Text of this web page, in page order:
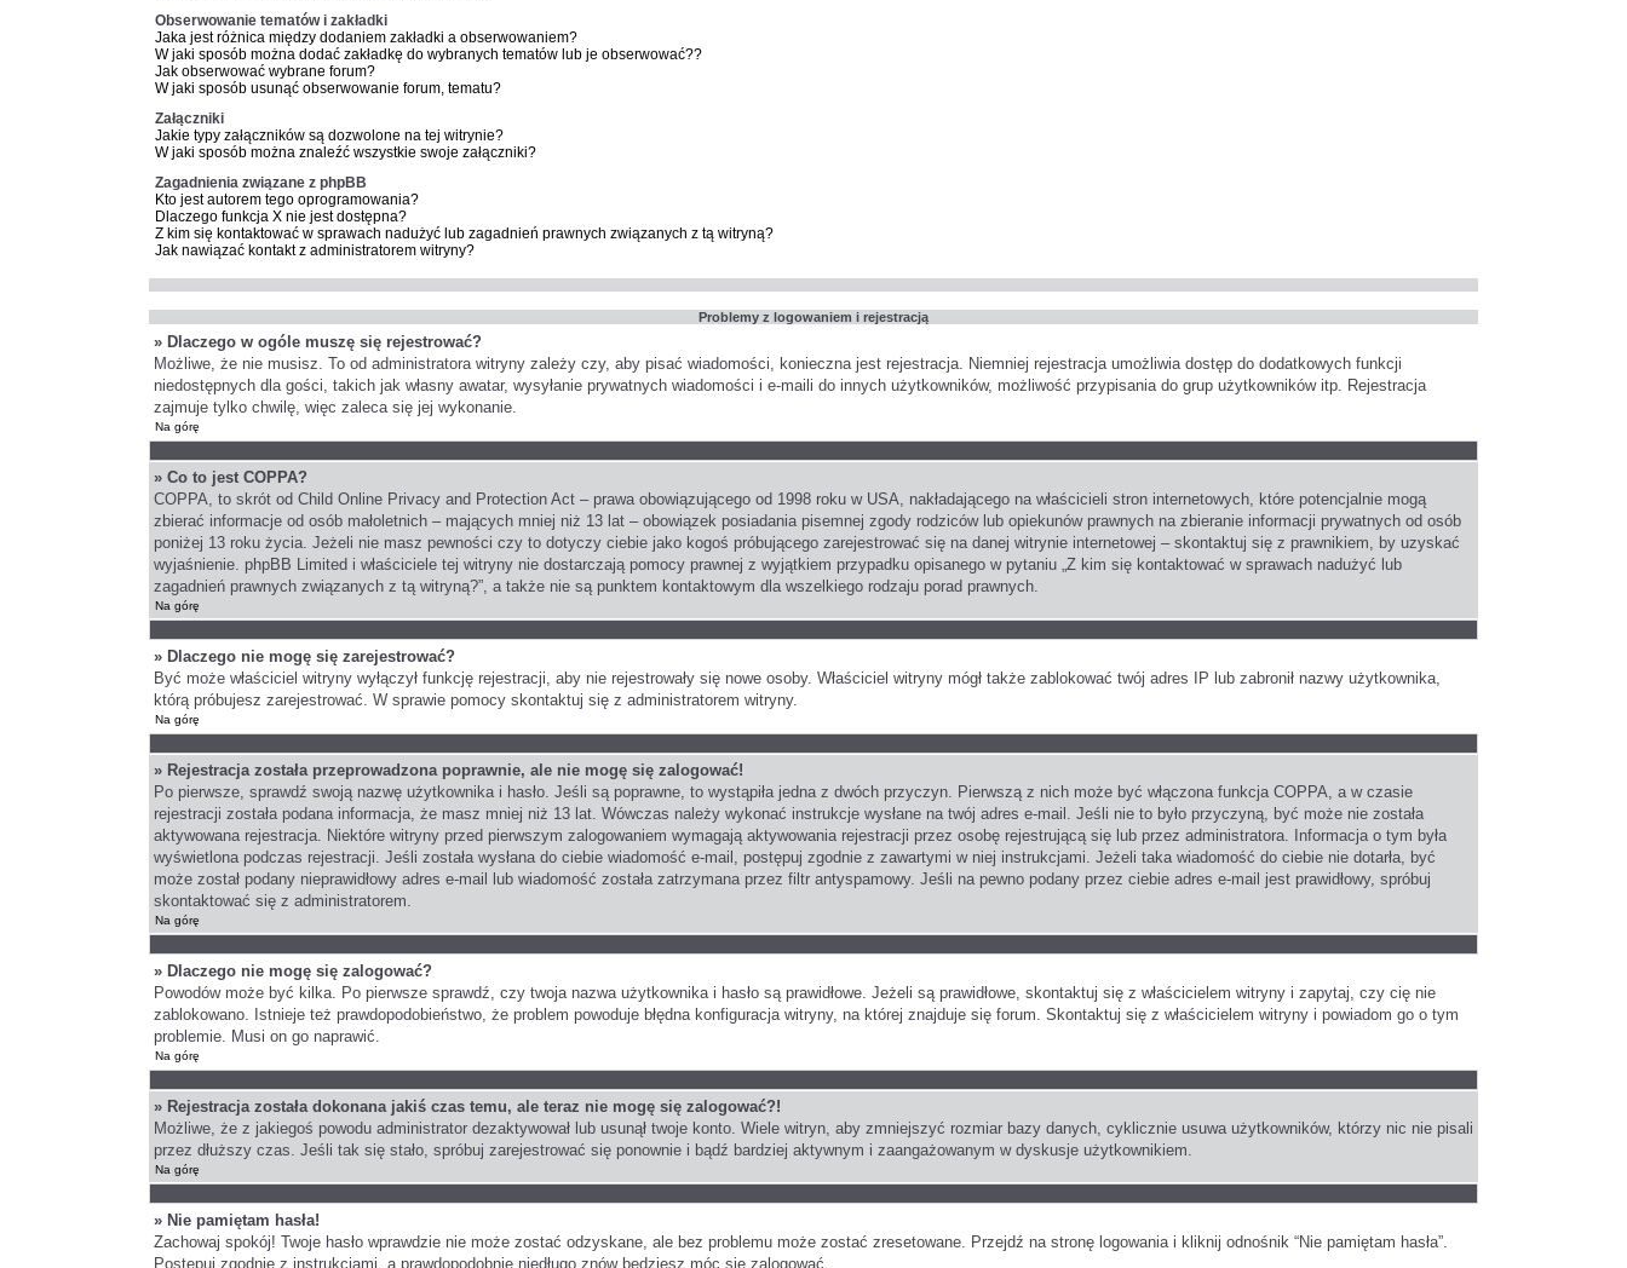
Obserwowanie tematów i zakładki
Jaka jest różnica między dodaniem zakładki a obserwowaniem?
W jaki sposób można dodać zakładkę do wybranych tematów lub je obserwować??
Jak obserwować wybrane forum?
W jaki sposób usunąć obserwowanie forum, tematu?
Załączniki
Jakie typy załączników są dozwolone na tej witrynie?
W jaki sposób można znaleźć wszystkie swoje załączniki?
Zagadnienia związane z phpBB
Kto jest autorem tego oprogramowania?
Dlaczego funkcja X nie jest dostępna?
Z kim się kontaktować w sprawach nadużyć lub zagadnień prawnych związanych z tą witryną?
Jak nawiązać kontakt z administratorem witryny?
Problemy z logowaniem i rejestracją
» Dlaczego w ogóle muszę się rejestrować?
Możliwe, że nie musisz. To od administratora witryny zależy czy, aby pisać wiadomości, konieczna jest rejestracja. Niemniej rejestracja umożliwia dostęp do dodatkowych funkcji
niedostępnych dla gości, takich jak własny awatar, wysyłanie prywatnych wiadomości i e-maili do innych użytkowników, możliwość przypisania do grup użytkowników itp. Rejestracja
zajmuje tylko chwilę, więc zaleca się jej wykonanie.
Na górę
» Co to jest COPPA?
COPPA, to skrót od Child Online Privacy and Protection Act – prawa obowiązującego od 1998 roku w USA, nakładającego na właścicieli stron internetowych, które potencjalnie mogą
zbierać informacje od osób małoletnich – mających mniej niż 13 lat – obowiązek posiadania pisemnej zgody rodziców lub opiekunów prawnych na zbieranie informacji prywatnych od osób
poniżej 13 roku życia. Jeżeli nie masz pewności czy to dotyczy ciebie jako kogoś próbującego zarejestrować się na danej witrynie internetowej – skontaktuj się z prawnikiem, by uzyskać
wyjaśnienie. phpBB Limited i właściciele tej witryny nie dostarczają pomocy prawnej z wyjątkiem przypadku opisanego w pytaniu „Z kim się kontaktować w sprawach nadużyć lub
zagadnień prawnych związanych z tą witryną?”, a także nie są punktem kontaktowym dla wszelkiego rodzaju porad prawnych.
Na górę
» Dlaczego nie mogę się zarejestrować?
Być może właściciel witryny wyłączył funkcję rejestracji, aby nie rejestrowały się nowe osoby. Właściciel witryny mógł także zablokować twój adres IP lub zabronił nazwy użytkownika,
którą próbujesz zarejestrować. W sprawie pomocy skontaktuj się z administratorem witryny.
Na górę
» Rejestracja została przeprowadzona poprawnie, ale nie mogę się zalogować!
Po pierwsze, sprawdź swoją nazwę użytkownika i hasło. Jeśli są poprawne, to wystąpiła jedna z dwóch przyczyn. Pierwszą z nich może być włączona funkcja COPPA, a w czasie
rejestracji została podana informacja, że masz mniej niż 13 lat. Wówczas należy wykonać instrukcje wysłane na twój adres e-mail. Jeśli nie to było przyczyną, być może nie została
aktywowana rejestracja. Niektóre witryny przed pierwszym zalogowaniem wymagają aktywowania rejestracji przez osobę rejestrującą się lub przez administratora. Informacja o tym była
wyświetlona podczas rejestracji. Jeśli została wysłana do ciebie wiadomość e-mail, postępuj zgodnie z zawartymi w niej instrukcjami. Jeżeli taka wiadomość do ciebie nie dotarła, być
może został podany nieprawidłowy adres e-mail lub wiadomość została zatrzymana przez filtr antyspamowy. Jeśli na pewno podany przez ciebie adres e-mail jest prawidłowy, spróbuj
skontaktować się z administratorem.
Na górę
» Dlaczego nie mogę się zalogować?
Powodów może być kilka. Po pierwsze sprawdź, czy twoja nazwa użytkownika i hasło są prawidłowe. Jeżeli są prawidłowe, skontaktuj się z właścicielem witryny i zapytaj, czy cię nie
zablokowano. Istnieje też prawdopodobieństwo, że problem powoduje błędna konfiguracja witryny, na której znajduje się forum. Skontaktuj się z właścicielem witryny i powiadom go o tym
problemie. Musi on go naprawić.
Na górę
» Rejestracja została dokonana jakiś czas temu, ale teraz nie mogę się zalogować?!
Możliwe, że z jakiegoś powodu administrator dezaktywował lub usunął twoje konto. Wiele witryn, aby zmniejszyć rozmiar bazy danych, cyklicznie usuwa użytkowników, którzy nic nie pisali
przez dłuższy czas. Jeśli tak się stało, spróbuj zarejestrować się ponownie i bądź bardziej aktywnym i zaangażowanym w dyskusje użytkownikiem.
Na górę
» Nie pamiętam hasła!
Zachowaj spokój! Twoje hasło wprawdzie nie może zostać odzyskane, ale bez problemu może zostać zresetowane. Przejdź na stronę logowania i kliknij odnośnik “Nie pamiętam hasła”.
Postępuj zgodnie z instrukcjami, a prawdopodobnie niedługo znów będziesz móc się zalogować.